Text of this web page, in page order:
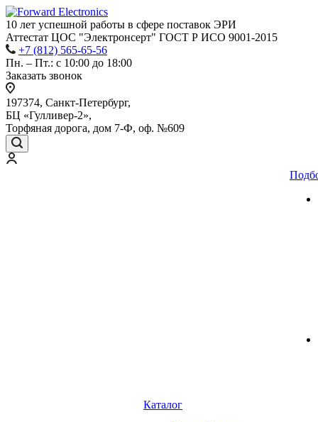
10 лет успешной работы в сфере поставок ЭРИ
Аттестат ЦОС "Электронсерт" ГОСТ Р ИСО 9001-2015
+7 (812) 565-65-56
Пн. – Пт.: с 10:00 до 18:00
Заказать звонок
197374, Санкт-Петербург,
БЦ «Гулливер-2»,
Торфяная дорога, дом 7-Ф, оф. №609
Каталог